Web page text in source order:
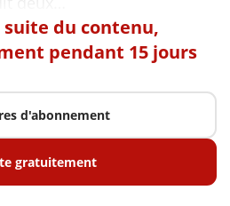
du contenu,
pendant 15 jours
d'abonnement
gratuitement